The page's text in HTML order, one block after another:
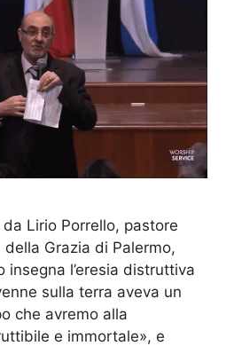
Lirio Porrello, pastore
Grazia di Palermo,
insegna l’eresia distruttiva
sulla terra aveva un
che avremo alla
e immortale», e